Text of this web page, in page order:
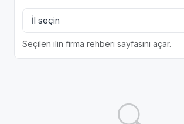
Seçilen ilin firma rehberi sayfasını açar.